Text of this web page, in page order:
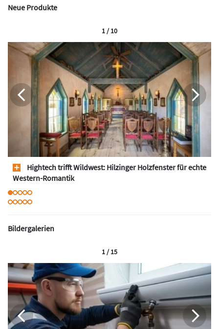
Neue Produkte
Hightech trifft Wildwest: Hilzinger Holzfenster für echte
Western-Romantik
1 / 10
Bildergalerien
1 / 15